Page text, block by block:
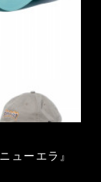
ューエラ』